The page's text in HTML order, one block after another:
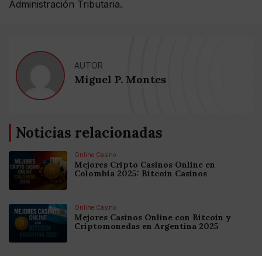
Administración Tributaria.
AUTOR
Miguel P. Montes
Noticias relacionadas
Online Casino
Mejores Cripto Casinos Online en
Colombia 2025: Bitcoin Casinos
Online Casino
Mejores Casinos Online con Bitcoin y
Criptomonedas en Argentina 2025